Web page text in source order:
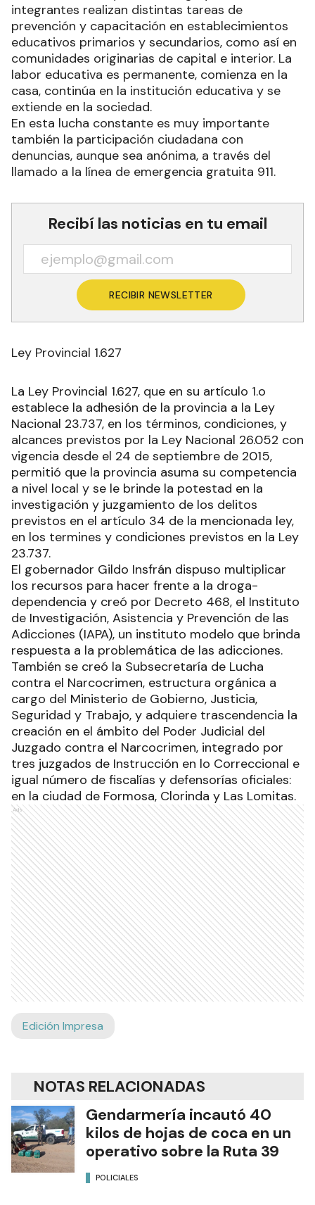
integrantes realizan distintas tareas de
prevención y capacitación en establecimientos
educativos primarios y secundarios, como así en
comunidades originarias de capital e interior. La
labor educativa es permanente, comienza en la
casa, continúa en la institución educativa y se
extiende en la sociedad.
En esta lucha constante es muy importante
también la participación ciudadana con
denuncias, aunque sea anónima, a través del
llamado a la línea de emergencia gratuita 911.
Recibí las noticias en tu email
RECIBIR NEWSLETTER
Ley Provincial 1.627
La Ley Provincial 1.627, que en su artículo 1.o
establece la adhesión de la provincia a la Ley
Nacional 23.737, en los términos, condiciones, y
alcances previstos por la Ley Nacional 26.052 con
vigencia desde el 24 de septiembre de 2015,
permitió que la provincia asuma su competencia
a nivel local y se le brinde la potestad en la
investigación y juzgamiento de los delitos
previstos en el artículo 34 de la mencionada ley,
en los termines y condiciones previstos en la Ley
23.737.
El gobernador Gildo Insfrán dispuso multiplicar
los recursos para hacer frente a la droga-
dependencia y creó por Decreto 468, el Instituto
de Investigación, Asistencia y Prevención de las
Adicciones (IAPA), un instituto modelo que brinda
respuesta a la problemática de las adicciones.
También se creó la Subsecretaría de Lucha
contra el Narcocrimen, estructura orgánica a
cargo del Ministerio de Gobierno, Justicia,
Seguridad y Trabajo, y adquiere trascendencia la
creación en el ámbito del Poder Judicial del
Juzgado contra el Narcocrimen, integrado por
tres juzgados de Instrucción en lo Correccional e
igual número de fiscalías y defensorías oficiales:
en la ciudad de Formosa, Clorinda y Las Lomitas.
Ads
Edición Impresa
NOTAS RELACIONADAS
Gendarmería incautó 40
kilos de hojas de coca en un
operativo sobre la Ruta 39
POLICIALES